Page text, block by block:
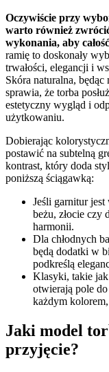
Oczywiście przy
warto również
wykonania, aby
ramię to doskonały
trwałości, elegancji i
Skóra naturalna,
sprawia, że torba
estetyczny wygląd i
użytkowaniu.
Dobierając
postawić na subtelną
kontrast, który doda
poniższą ściągawką:
Jeśli garnitur
beżu, złocie czy
harmonii.
Dla chłodnych
będą dodatki w
podkreślą
Klasyki, takie jak
otwierają pole
każdym
Jaki model
przyjęcie?